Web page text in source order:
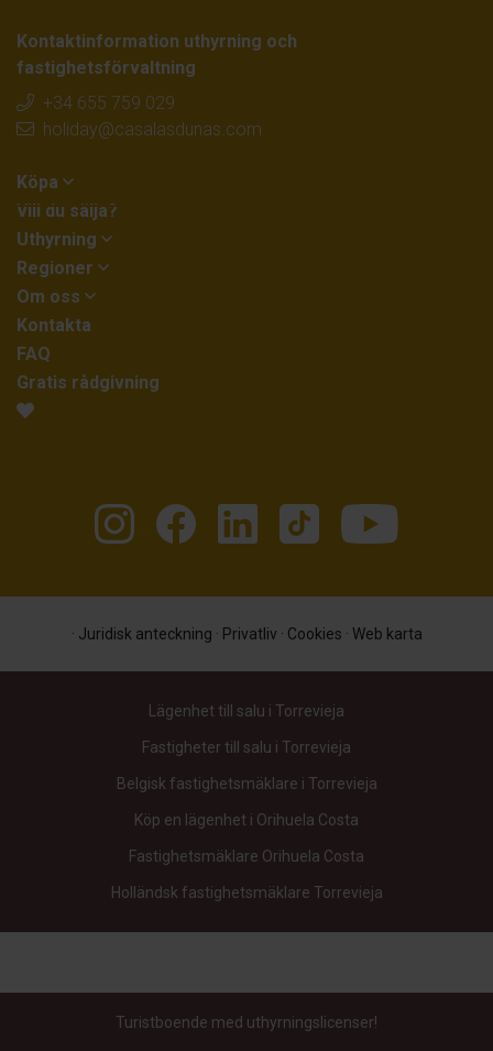
Kontaktinformation uthyrning och
fastighetsförvaltning
+34 655 759 029
holiday@casalasdunas.com
Köpa
Vill du sälja?
Uthyrning
Regioner
Om oss
Kontakta
FAQ
Gratis rådgivning
· Juridisk anteckning · Privatliv · Cookies · Web karta
Lägenhet till salu i Torrevieja
Fastigheter till salu i Torrevieja
Belgisk fastighetsmäklare i Torrevieja
Köp en lägenhet i Orihuela Costa
Fastighetsmäklare Orihuela Costa
Holländsk fastighetsmäklare Torrevieja
Turistboende med uthyrningslicenser!